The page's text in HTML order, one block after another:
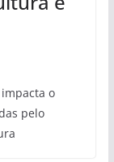
o
pelo